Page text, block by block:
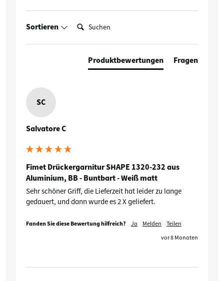
Sortieren Suchen:
Produktbewertungen Fragen
SC
Salvatore C
Fimet Drückergarnitur SHAPE 1320-232 aus
Aluminium, BB - Buntbart - Weiß matt
Sehr schōner Griff, die Lieferzeit hat leider zu lange
gedauert, und dann wurde es 2 X geliefert.
Fanden Sie diese Bewertung hilfreich? Ja Melden
Teilen
vor 8 Monaten